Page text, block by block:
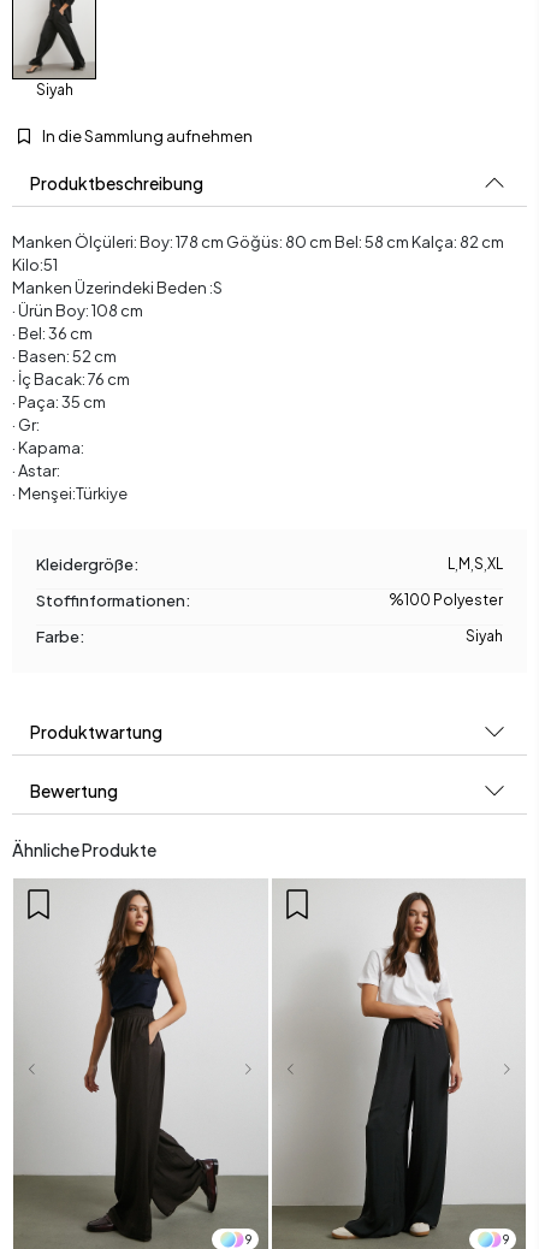
Siyah
In die Sammlung aufnehmen
Produktbeschreibung
Manken Ölçüleri: Boy: 178 cm Göğüs: 80 cm Bel: 58 cm Kalça: 82 cm
Kilo:51
Manken Üzerindeki Beden :S
· Ürün Boy: 108 cm
· Bel: 36 cm
· Basen: 52 cm
· İç Bacak: 76 cm
· Paça: 35 cm
· Gr:
· Kapama:
· Astar:
· Menşei:Türkiye
Kleidergröße: L M S XL
Stoffinformationen: %100 Polyester
Farbe: Siyah
Produktwartung
Bewertung
Ähnliche Produkte
9 9